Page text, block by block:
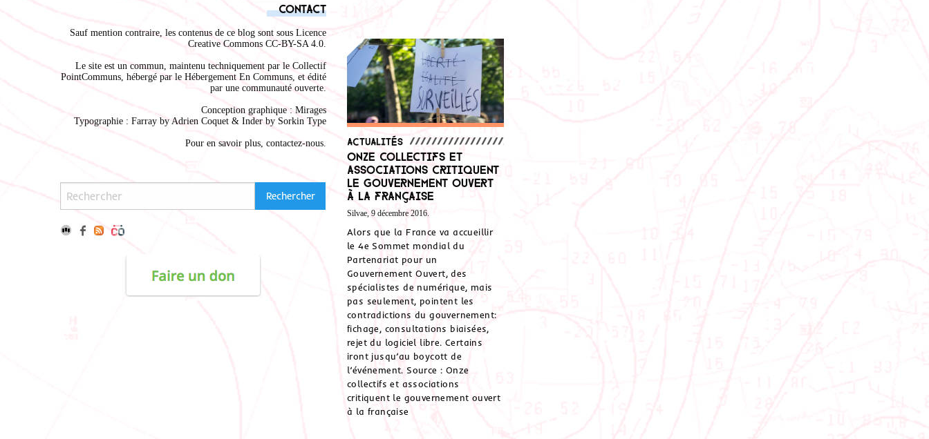
Contact
Sauf mention contraire, les contenus de ce blog sont sous Licence
Creative Commons CC-BY-SA 4.0.
Le site est un commun, maintenu techniquement par le Collectif
PointCommuns, hébergé par le Hébergement En Communs, et édité
par une communauté ouverte.
Conception graphique : Mirages
Typographie : Farray by Adrien Coquet & Inder by Sorkin Type
Pour en savoir plus, contactez-nous. Actualités
Onze collectifs et
associations critiquent
le gouvernement ouvert
à la française
Silvae, 9 décembre 2016.
Alors que la France va accueillir
le 4e Sommet mondial du
Partenariat pour un
Gouvernement Ouvert, des
spécialistes de numérique, mais
pas seulement, pointent les
contradictions du gouvernement:
fichage, consultations biaisées,
rejet du logiciel libre. Certains
iront jusqu’au boycott de
l’événement. Source : Onze
collectifs et associations
critiquent le gouvernement ouvert
à la française